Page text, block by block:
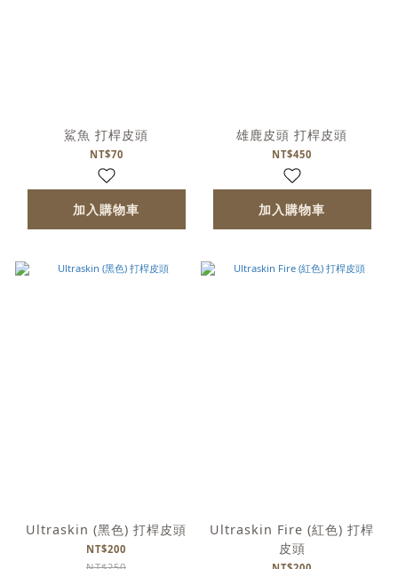
鯊魚 打桿皮頭
NT$70
加入購物車
雄鹿皮頭 打桿皮頭
NT$450
加入購物車
Ultraskin (黑色) 打桿皮頭
NT$200
Ultraskin Fire (紅色) 打桿
皮頭